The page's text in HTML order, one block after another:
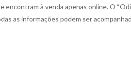
encontram à venda apenas online. O
as informações podem ser